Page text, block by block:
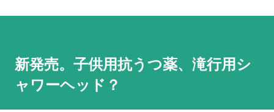
新発売。子供用抗うつ薬、滝行用シ
ャワーヘッド？